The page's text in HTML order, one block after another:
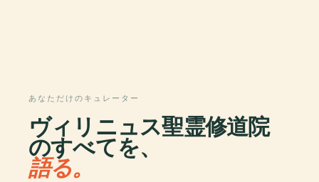
あなただけのキュレーター
ヴィリニュス聖霊修道院
のすべてを、
語る。